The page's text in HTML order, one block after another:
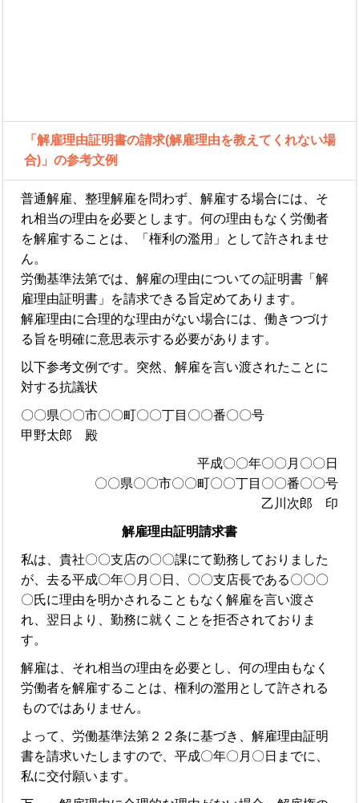
「解雇理由証明書の請求(解雇理由を教えてくれない場
合)」の参考文例
普通解雇、整理解雇を問わず、解雇する場合には、そ
れ相当の理由を必要とします。何の理由もなく労働者
を解雇することは、「権利の濫用」として許されませ
ん。
労働基準法第では、解雇の理由についての証明書「解
雇理由証明書」を請求できる旨定めてあります。
解雇理由に合理的な理由がない場合には、働きつづけ
る旨を明確に意思表示する必要があります。
以下参考文例です。突然、解雇を言い渡されたことに
対する抗議状
〇〇県〇〇市〇〇町〇〇丁目〇〇番〇〇号
甲野太郎 殿
平成〇〇年〇〇月〇〇日
〇〇県〇〇市〇〇町〇〇丁目〇〇番〇〇号
乙川次郎 印
解雇理由証明請求書
私は、貴社〇〇支店の〇〇課にて勤務しておりました
が、去る平成〇年〇月〇日、〇〇支店長である〇〇〇
〇氏に理由を明かされることもなく解雇を言い渡さ
れ、翌日より、勤務に就くことを拒否されておりま
す。
解雇は、それ相当の理由を必要とし、何の理由もなく
労働者を解雇することは、権利の濫用として許される
ものではありません。
よって、労働基準法第２２条に基づき、解雇理由証明
書を請求いたしますので、平成〇年〇月〇日までに、
私に交付願います。